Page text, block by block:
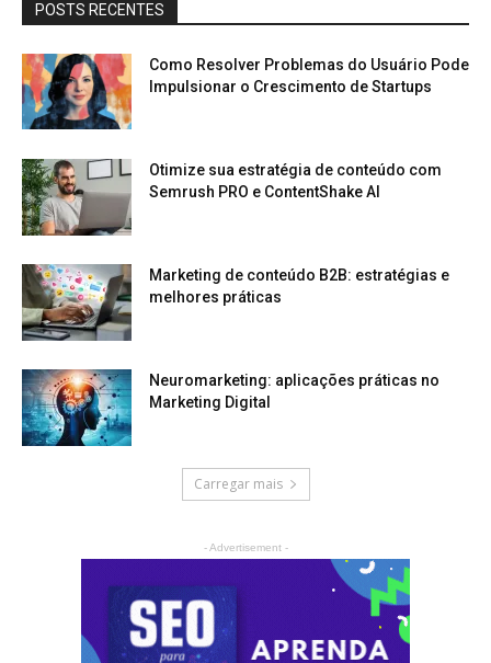
POSTS RECENTES
Como Resolver Problemas do Usuário Pode
Impulsionar o Crescimento de Startups
Otimize sua estratégia de conteúdo com
Semrush PRO e ContentShake AI
Marketing de conteúdo B2B: estratégias e
melhores práticas
Neuromarketing: aplicações práticas no
Marketing Digital
Carregar mais
- Advertisement -